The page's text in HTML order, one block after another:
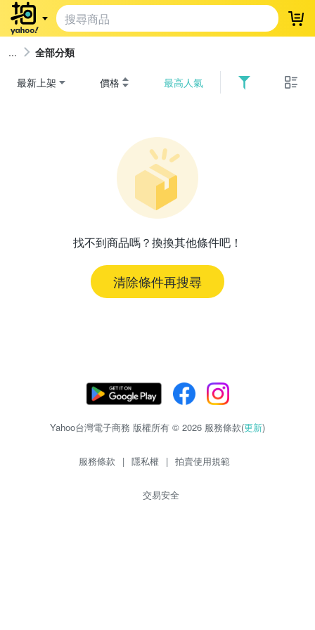
登
全部分類
最新上架 價格 最高人氣
找不到商品嗎？換換其他條件吧！
清除條件再搜尋
Yahoo台灣電子商務 版權所有 © 2026 服務條款(更新)
服務條款 | 隱私權 | 拍賣使用規範
交易安全